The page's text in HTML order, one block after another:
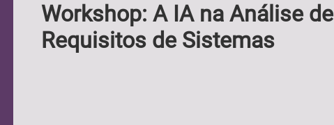
Workshop: A IA na Análise de
Requisitos de Sistemas